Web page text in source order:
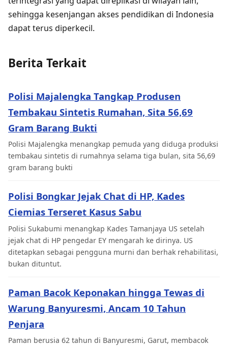
sehingga kesenjangan akses pendidikan di Indonesia
dapat terus diperkecil.
Berita Terkait
Polisi Majalengka Tangkap Produsen
Tembakau Sintetis Rumahan, Sita 56,69
Gram Barang Bukti
Polisi Majalengka menangkap pemuda yang diduga produksi
tembakau sintetis di rumahnya selama tiga bulan, sita 56,69
gram barang bukti
Polisi Bongkar Jejak Chat di HP, Kades
Ciemias Terseret Kasus Sabu
Polisi Sukabumi menangkap Kades Tamanjaya US setelah
jejak chat di HP pengedar EY mengarah ke dirinya. US
ditetapkan sebagai pengguna murni dan berhak rehabilitasi,
bukan dituntut.
Paman Bacok Keponakan hingga Tewas di
Warung Banyuresmi, Ancam 10 Tahun
Penjara
Paman berusia 62 tahun di Banyuresmi, Garut, membacok